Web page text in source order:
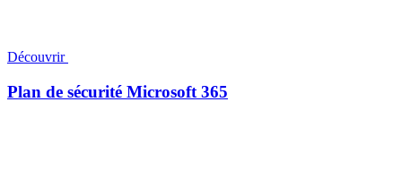
Découvrir
Plan de sécurité Microsoft 365